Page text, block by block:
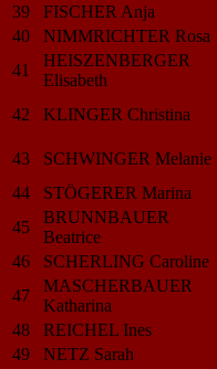
39
FISCHER Anja
40
NIMMRICHTER Rosa
41
HEISZENBERGER
Elisabeth
42 KLINGER Christina
43 SCHWINGER Melanie
44
STÖGERER Marina
45
BRUNNBAUER
Beatrice
46
SCHERLING Caroline
47
MASCHERBAUER
Katharina
48
REICHEL Ines
49
NETZ Sarah